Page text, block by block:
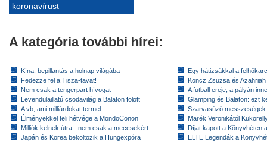
koronavírust
A kategória további hírei:
Kína: bepillantás a holnap világába
Fedezze fel a Tisza-tavat!
Nem csak a tengerpart hívogat
Levendulaillatú csodavilág a Balaton fölött
A vb, ami milliárdokat termel
Élményekkel teli hétvége a MondoConon
Milliók kelnek útra - nem csak a meccsekért
Japán és Korea beköltözik a Hungexpóra
Egy hátizsákkal a
Koncz Zsuzsa és
A futball ereje, a pályán
Glamping és Balaton: ezt
Szarvasűző messzeségek
Marék Veronikától
Díjat kapott a Könyvhéten
ELTE Legendák a